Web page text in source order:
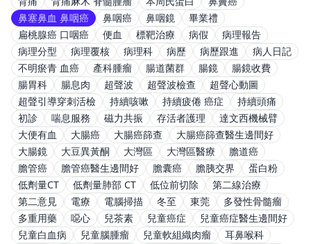
鼻塞鼻血 鼻咽癌
鼻咽癌 鼻咽鏡
畢業禮
扁桃腺癌 口咽癌
便血 標靶治療 病假
病理報告
病理分型
病理覆核 病理科 病歷 病歷跟進
病人日記
不明瘀青 血癌
產科腫瘤 腸道菌群 腸鏡
腸鏡收費
腸胃科
腸息肉 超聲波 超聲波檢查
超聲心動圖
超聲引導穿刺活檢
持續咳嗽 持續疲倦 癌症
持續頭痛
初診
喘息服務 磁力共振 存活者護理
達文西機械臂
大便有血
大腸癌 大腸癌篩查
大腸癌篩查醫生邊間好
大腸鏡
大豆異黃酮 大灣區 大灣區醫療
膽道癌
膽管癌
膽管癌醫生邊間好 膽囊癌 膽胰交界
蛋白粉
低劑量CT
低劑量肺部 CT 低位前切除
第二線治療
第二意見
電療 電腦掃描 冬至 東莞
多發性骨髓瘤
多重用藥
噁心 兒茶素 兒童癌症
兒童癌症醫生邊間好
兒童白血病
兒童腦腫瘤 兒童軟組織肉瘤
耳鼻喉科